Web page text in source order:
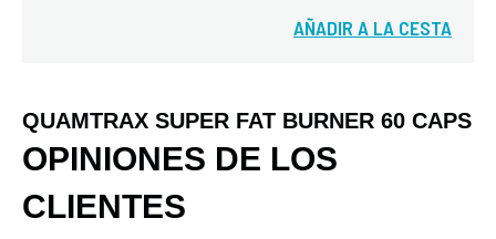
AÑADIR A LA CESTA
QUAMTRAX SUPER FAT BURNER 60 CAPS
OPINIONES DE LOS
CLIENTES